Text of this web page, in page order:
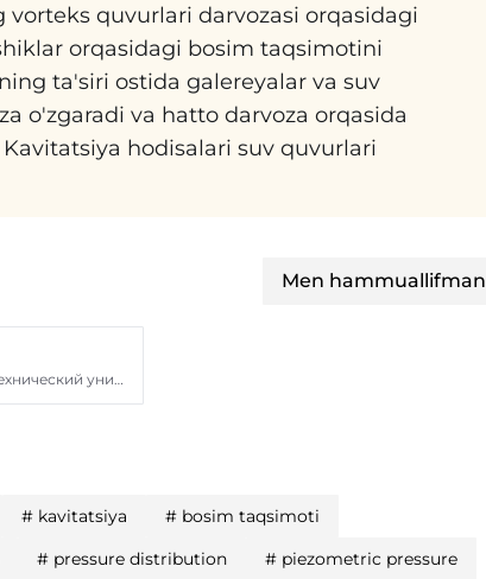
quvurlari darvozasi orqasidagi
orqasidagi bosim taqsimotini
ta'siri ostida galereyalar va suv
o'zgaradi va hatto darvoza orqasida
hodisalari suv quvurlari
Men hammuallifman
Международный технический университет
# kavitatsiya # bosim taqsimoti
# pressure distribution # piezometric pressure